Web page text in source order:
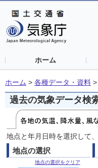
ホーム
ホーム > 各種データ・資料 >
過去の気象データ検
地点と年月日時を選択して
地点の選択
地点の選択をクリア